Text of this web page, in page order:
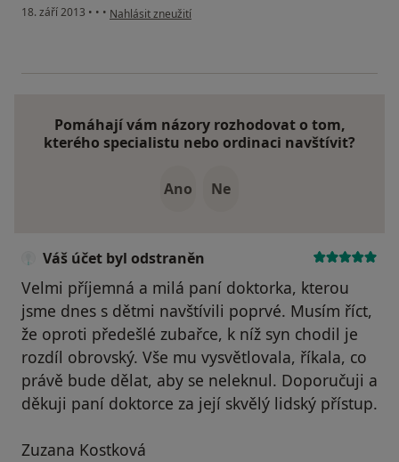
18. září 2013 • • • podle názoru uživatele Váš účet byl odstraněn
Nahlásit zneužití
Pomáhají vám názory rozhodovat o tom,
kterého specialistu nebo ordinaci navštívit?
Ano Ne
Váš účet byl odstraněn
Velmi příjemná a milá paní doktorka, kterou
jsme dnes s dětmi navštívili poprvé. Musím říct,
že oproti předešlé zubařce, k níž syn chodil je
rozdíl obrovský. Vše mu vysvětlovala, říkala, co
právě bude dělat, aby se neleknul. Doporučuji a
děkuji paní doktorce za její skvělý lidský přístup.
Zuzana Kostková